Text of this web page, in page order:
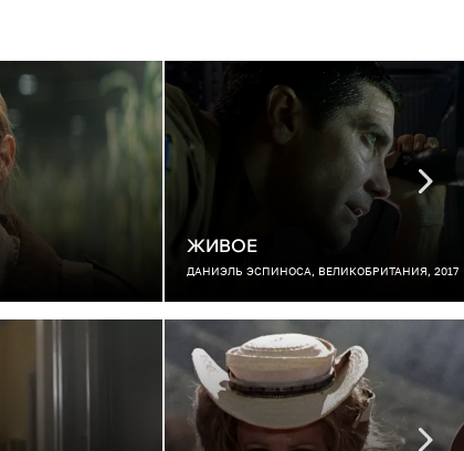
ЖИВОЕ
ДАНИЭЛЬ ЭСПИНОСА, ВЕЛИКОБРИТАНИЯ, 2017